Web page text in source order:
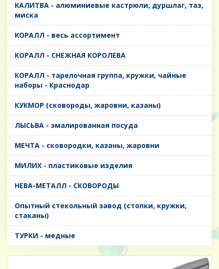
КАЛИТВА - алюминиевые кастрюли, дуршлаг, таз,
миска
КОРАЛЛ - весь ассортимент
КОРАЛЛ - СНЕЖНАЯ КОРОЛЕВА
КОРАЛЛ - тарелочная группа, кружки, чайные
наборы - Краснодар
КУКМОР (сковороды, жаровни, казаны)
ЛЫСЬВА - эмалированная посуда
МЕЧТА - сковородки, казаны, жаровни
МИЛИХ - пластиковые изделия
НЕВА-МЕТАЛЛ - СКОВОРОДЫ
Опытный стекольный завод (стопки, кружки,
стаканы)
ТУРКИ - медные